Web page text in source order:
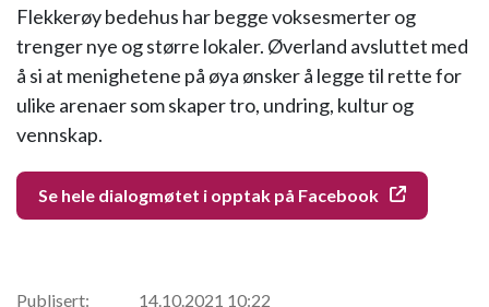
Flekkerøy bedehus har begge voksesmerter og
trenger nye og større lokaler. Øverland avsluttet med
å si at menighetene på øya ønsker å legge til rette for
ulike arenaer som skaper tro, undring, kultur og
vennskap.
Se hele dialogmøtet i opptak på Facebook
Publisert:
14.10.2021 10:22